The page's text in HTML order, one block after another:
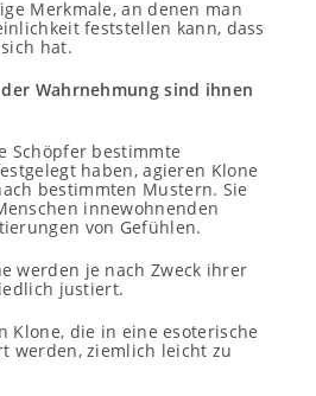
Merkmale, an denen man
feststellen kann, dass
hat.
Wahrnehmung sind ihnen
Schöpfer bestimmte
haben, agieren Klone
bestimmten Mustern. Sie
innewohnenden
von Gefühlen.
werden je nach Zweck ihrer
justiert.
Klone, die in eine esoterische
werden, ziemlich leicht zu